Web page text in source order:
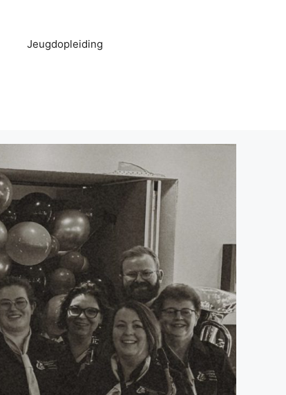
Jeugdopleiding